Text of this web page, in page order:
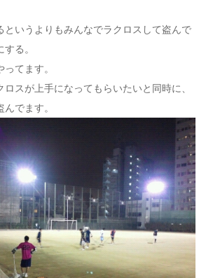
というよりもみんなでラクロスして盗んで
る。
てます。
スが上手になってもらいたいと同時に、
でます。